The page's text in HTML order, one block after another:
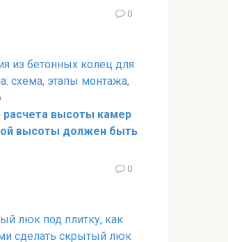
0
расчета высоты камер
высоты должен быть
0